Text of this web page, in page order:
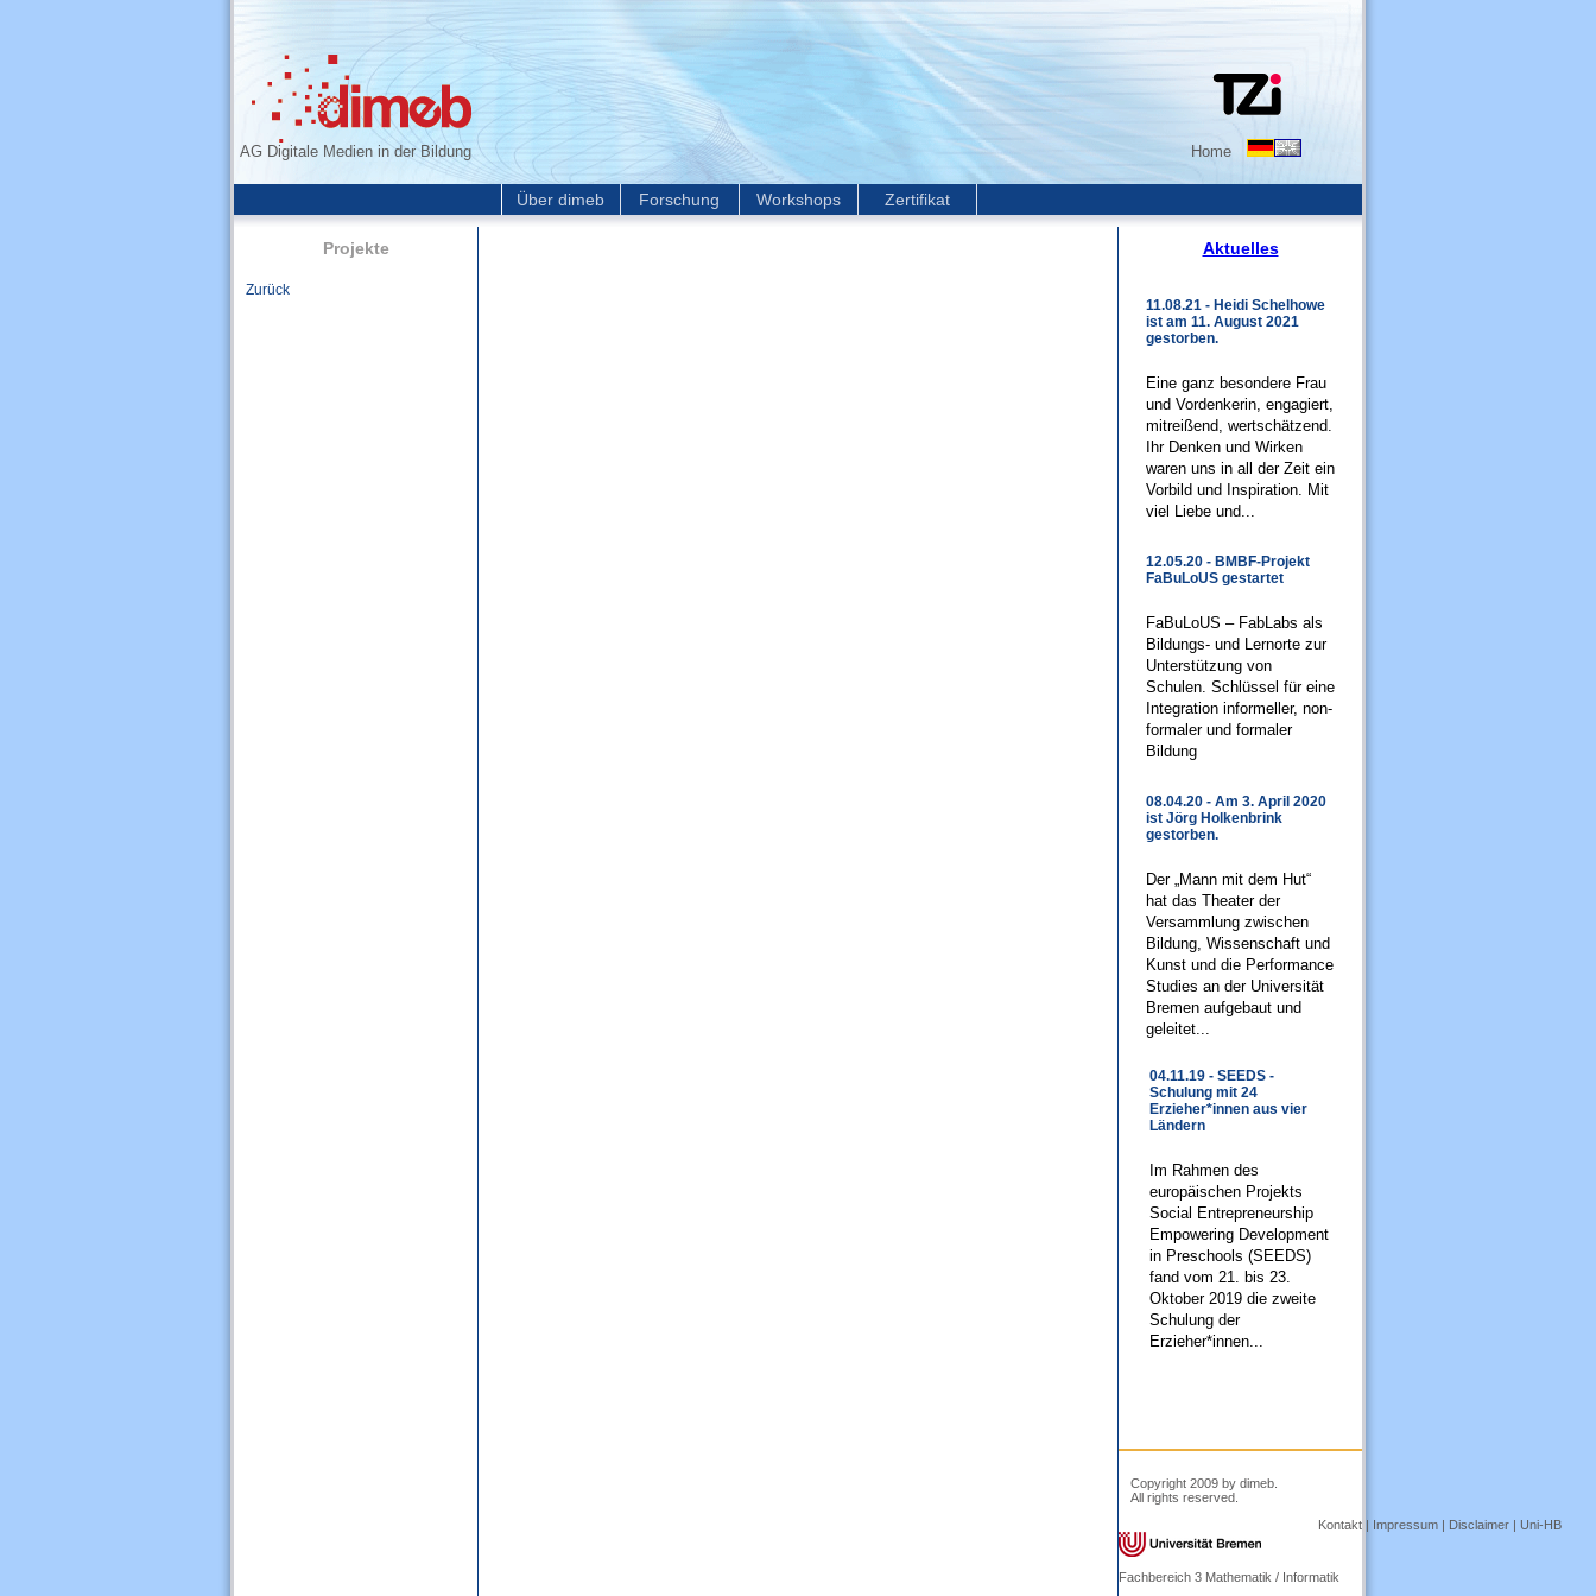
AG Digitale Medien in der Bildung Home
Über dimeb Forschung Workshops Zertifikat
Projekte
Zurück
Aktuelles
11.08.21 - Heidi Schelhowe
ist am 11. August 2021
gestorben.
Eine ganz besondere Frau
und Vordenkerin, engagiert,
mitreißend, wertschätzend.
Ihr Denken und Wirken
waren uns in all der Zeit ein
Vorbild und Inspiration. Mit
viel Liebe und...
12.05.20 - BMBF-Projekt
FaBuLoUS gestartet
FaBuLoUS – FabLabs als
Bildungs- und Lernorte zur
Unterstützung von
Schulen. Schlüssel für eine
Integration informeller, non-
formaler und formaler
Bildung
08.04.20 - Am 3. April 2020
ist Jörg Holkenbrink
gestorben.
Der „Mann mit dem Hut“
hat das Theater der
Versammlung zwischen
Bildung, Wissenschaft und
Kunst und die Performance
Studies an der Universität
Bremen aufgebaut und
geleitet...
04.11.19 - SEEDS -
Schulung mit 24
Erzieher*innen aus vier
Ländern
Im Rahmen des
europäischen Projekts
Social Entrepreneurship
Empowering Development
in Preschools (SEEDS)
fand vom 21. bis 23.
Oktober 2019 die zweite
Schulung der
Erzieher*innen...
Copyright 2009 by dimeb.
All rights reserved.
Kontakt| Impressum| Disclaimer| Uni-HB
Fachbereich 3 Mathematik / Informatik